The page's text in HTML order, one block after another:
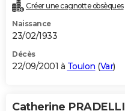
Créer une cagnotte obsèques
Naissance
23/02/1933
Décès
22/09/2001 à Toulon (Var)
Catherine PRADELLI